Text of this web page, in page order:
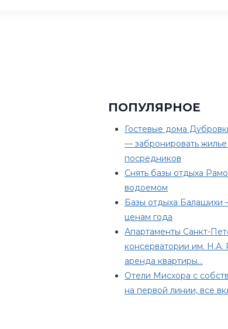
ПОПУЛЯРНОЕ
Гостевые дома
— забронировать
посредников
Снять базы отдыха
водоемом
Базы отдыха Балашихи
ценам года
Апартаменты Санкт-
консерватории им.
аренда квартиры…
Отели Мисхора с
на первой линии, все